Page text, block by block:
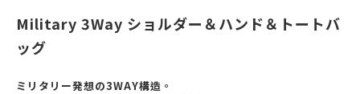
Military 3Way ショルダー＆ハンド＆トートバ
ッグ
ミリタリー発想の3WAY構造。